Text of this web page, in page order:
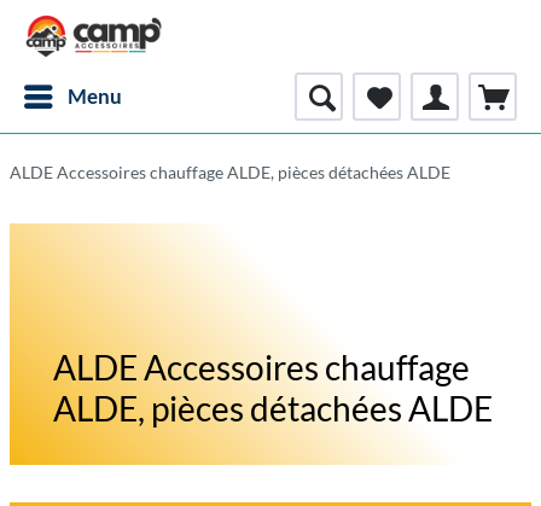
Menu
ALDE Accessoires chauffage ALDE, pièces détachées ALDE
ALDE Accessoires chauffage
ALDE, pièces détachées ALDE